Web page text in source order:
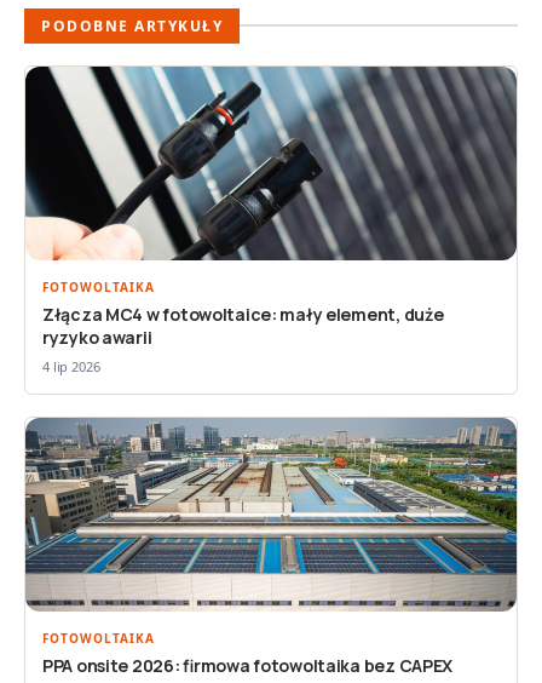
PODOBNE ARTYKUŁY
FOTOWOLTAIKA
Złącza MC4 w fotowoltaice: mały element, duże
ryzyko awarii
4 lip 2026
FOTOWOLTAIKA
PPA onsite 2026: firmowa fotowoltaika bez CAPEX